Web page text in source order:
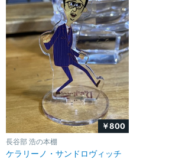
￥800
長谷部 浩の本棚
ケラリーノ・サンドロヴィッチ